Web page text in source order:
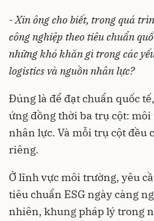
-Xin ông cho biết, trong quá
công nghiệp theo tiêu chuẩn
những khó khăn gì trong các
logistics và nguồn nhân lực?
Đúng là để đạt chuẩn quốc
ứng đồng thời ba trụ cột:
nhân lực. Và mỗi trụ cột đều
riêng.
Ở lĩnh vực môi trường, yêu
tiêu chuẩn ESG ngày càng
nhiên, khung pháp lý trong